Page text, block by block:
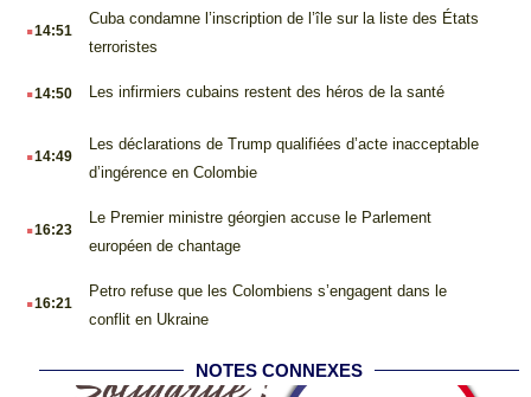
.14:51
Cuba condamne l’inscription de l’île sur la liste des États
terroristes
.14:50 Les infirmiers cubains restent des héros de la santé
.14:49
Les déclarations de Trump qualifiées d’acte inacceptable
d’ingérence en Colombie
.16:23
Le Premier ministre géorgien accuse le Parlement
européen de chantage
.16:21
Petro refuse que les Colombiens s’engagent dans le
conflit en Ukraine
NOTES CONNEXES